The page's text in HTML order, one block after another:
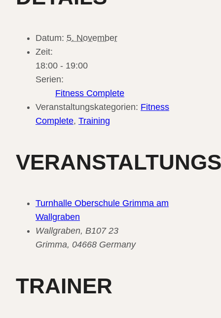
Datum: 5. November
Zeit:
18:00 - 19:00
Serien:
Fitness Complete
Veranstaltungskategorien: Fitness
Complete, Training
Turnhalle Oberschule Grimma am
Wallgraben
Wallgraben, B107 23
Grimma, 04668 Germany
TRAINER